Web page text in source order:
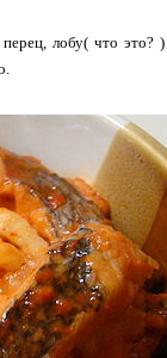
лобу( что